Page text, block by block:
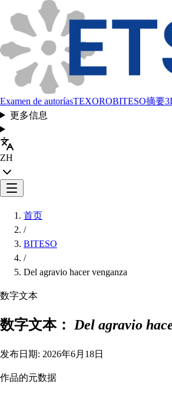
Examen de autoríasTEXOROBITESO摘要
更多信息
ZH
首页
/
BITESO
/
Del agravio hacer venganza
数字文本
数字文本： Del agravio
发布日期: 2026年6月18日
作品的元数据